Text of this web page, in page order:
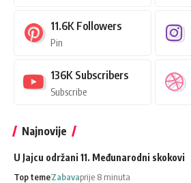
11.6K Followers
Pin
136K Subscribers
Subscribe
Najnovije
U Jajcu održani 11. Međunarodni skokovi
Top temeZabavaprije 8 minuta